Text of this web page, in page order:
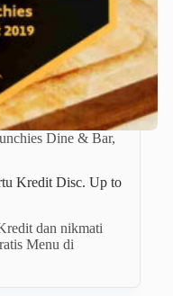
Dine & Bar,
Kredit Disc. Up to
dan nikmati
Menu di